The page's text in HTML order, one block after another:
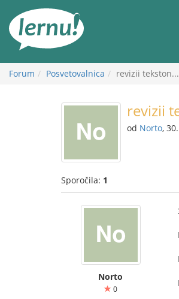
vsebini
Forum Posvetovalnica revizii
revizii
od Norto,
Sporočila: 1
Norto
0